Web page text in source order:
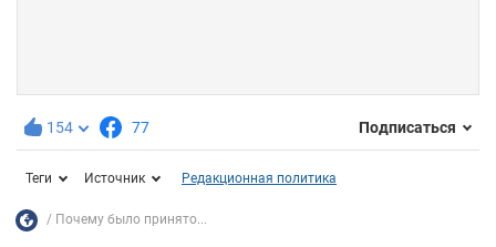
154 77 Подписаться
Теги Источник Редакционная политика
Почему было принято...